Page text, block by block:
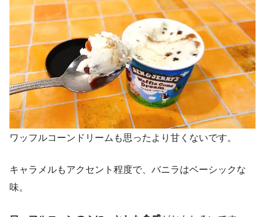
ワッフルコーンドリームも思ったより甘くないです。
キャラメルもアクセント程度で、バニラはベーシックな
味。